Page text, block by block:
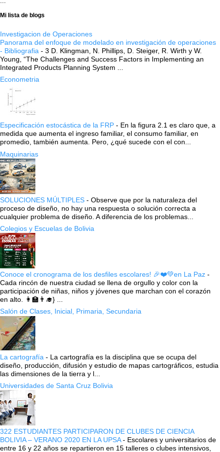
Mi lista de blogs
Investigacion de Operaciones
Panorama del enfoque de modelado en investigación de operaciones
- Bibliografia - 3 D. Klingman, N. Phillips, D. Steiger, R. Wirth y W.
Young, “The Challenges and Success Factors in Implementing an
Integrated Products Planning System ...
Econometria
Especificación estocástica de la FRP - En la figura 2.1 es claro que, a
medida que aumenta el ingreso familiar, el consumo familiar, en
promedio, también aumenta. Pero, ¿qué sucede con el con...
Maquinarias
SOLUCIONES MÚLTIPLES - Observe que por la naturaleza del
proceso de diseño, no hay una respuesta o solución correcta a
cualquier problema de diseño. A diferencia de los problemas...
Colegios y Escuelas de Bolivia
Conoce el cronograma de los desfiles escolares! 🎉❤️💚en La Paz -
Cada rincón de nuestra ciudad se llena de orgullo y color con la
participación de niñas, niños y jóvenes que marchan con el corazón
en alto. 👩‍🏫👨‍🎓} ...
Salón de Clases, Inicial, Primaria, Secundaria
La cartografía - La cartografía es la disciplina que se ocupa del
diseño, producción, difusión y estudio de mapas cartográficos, estudia
las dimensiones de la tierra y l...
Universidades de Santa Cruz Bolivia
322 ESTUDIANTES PARTICIPARON DE CLUBES DE CIENCIA
BOLIVIA – VERANO 2020 EN LA UPSA- Escolares y universitarios de
entre 16 y 22 años se repartieron en 15 talleres o clubes intensivos,